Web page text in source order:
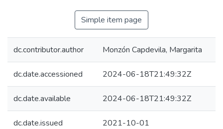
Simple item page
dc.contributor.author Monzón Capdevila, Margarita
dc.date.accessioned 2024-06-18T21:49:32Z
dc.date.available 2024-06-18T21:49:32Z
dc.date.issued 2021-10-01